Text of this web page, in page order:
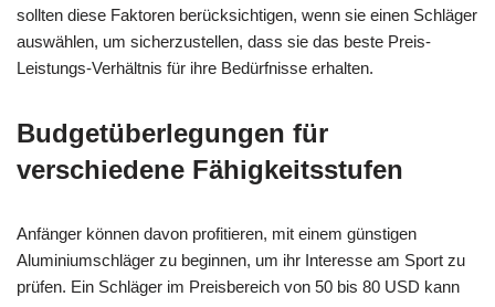
sollten diese Faktoren berücksichtigen, wenn sie einen Schläger
auswählen, um sicherzustellen, dass sie das beste Preis-
Leistungs-Verhältnis für ihre Bedürfnisse erhalten.
Budgetüberlegungen für
verschiedene Fähigkeitsstufen
Anfänger können davon profitieren, mit einem günstigen
Aluminiumschläger zu beginnen, um ihr Interesse am Sport zu
prüfen. Ein Schläger im Preisbereich von 50 bis 80 USD kann